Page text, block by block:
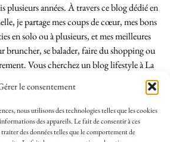
le consentement
nous utilisons des technologies telles que les cookies
des appareils. Le fait de consentir à ces
des données telles que le comportement de
plusieurs années. À travers ce blog dédié en
je partage mes coups de cœur, mes bons
en solo ou à plusieurs, et mes meilleures
bruncher, se balader, faire du shopping ou
Vous cherchez un blog lifestyle à La
? Vous êtes au bon endroit. Que vous
dans notre belle ville, j’espère que mes
de La Rochelle comme un·e vrai·e
initié·e. !